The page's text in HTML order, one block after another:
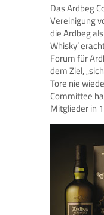
Das Ardbeg
Vereinigung
die Ardbeg
Whisky’
Forum für
dem Ziel,
Tore nie
Committee
Mitglieder in